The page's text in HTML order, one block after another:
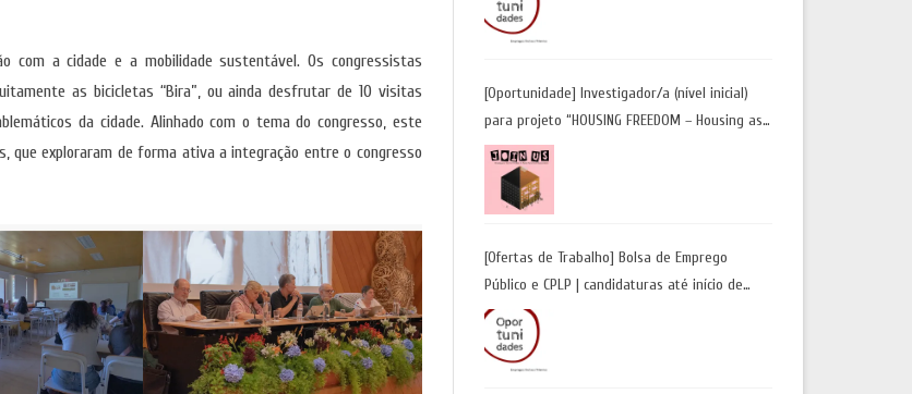
a cidade e a mobilidade sustentável. Os congressistas
as bicicletas “Bira”, ou ainda desfrutar de 10 visitas
da cidade. Alinhado com o tema do congresso, este
exploraram de forma ativa a integração entre o congresso
Candidaturas até 29 de maio 2026
[Oportunidade] Investigador/a (nível inicial)
para projeto “HOUSING FREEDOM – Housing as
a Tool for Freedom: A Future Away from
Incarceration” | até 8 de maio
[Ofertas de Trabalho] Bolsa de Emprego
Público e CPLP | candidaturas até início de
maio 2026